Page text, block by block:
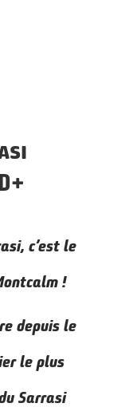
c’est le
!
depuis le
le plus
Sarrasi